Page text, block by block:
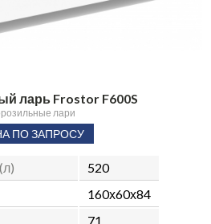
ларь Frostor F600S
лари
ПО ЗАПРОСУ
520
160х60х84
71